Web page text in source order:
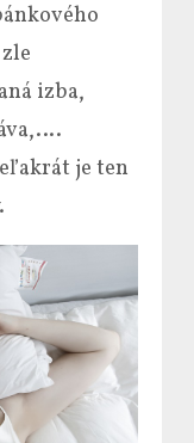
izba,
je ten